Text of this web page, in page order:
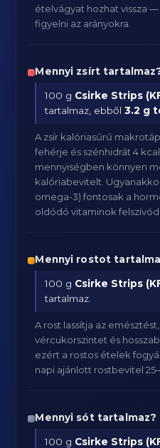
ételvágyat hozhat vissza
figyelni az arányokra.
Mennyi zsírt
100 g Csirke Strips
tartalmaz, ebből3.2 g
A zsír kalóriasűrű
fehérje és szénhidrát 4
mennyiségben könnyen
kalóriabevitelt.
omega-3) fontosak a
oldódó vitaminok
Mennyi rostot
100 g Csirke Strips
tartalmaz.
A rost lassítja az
vércukorszintet és
ezért a rostos ételek
napi ajánlott rostbevitel
Mennyi sót tartalmaz?
100 g Csirke Strips